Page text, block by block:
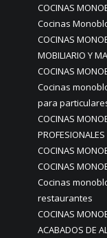
COCINAS
Cocinas
COCINAS
MOBILIARIO Y
COCINAS
Cocinas
para
COCINAS
PROFESIONALES
COCINAS
COCINAS
Cocinas
restaurantes
COCINAS
ACABADOS DE